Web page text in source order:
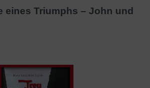
eines Triumphs – John und